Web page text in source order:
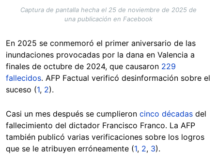
Captura de pantalla hecha el 25 de noviembre de 2025 de
una publicación en Facebook
En 2025 se conmemoró el primer aniversario de las
inundaciones provocadas por la dana en Valencia a
finales de octubre de 2024, que causaron 229
fallecidos. AFP Factual verificó desinformación sobre el
suceso (1, 2).
Casi un mes después se cumplieron cinco décadas del
fallecimiento del dictador Francisco Franco. La AFP
también publicó varias verificaciones sobre los logros
que se le atribuyen erróneamente (1, 2, 3).